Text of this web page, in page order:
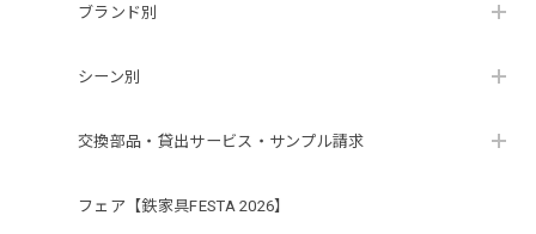
ブランド別
シーン別
交換部品・貸出サービス・サンプル請求
フェア【鉄家具FESTA 2026】